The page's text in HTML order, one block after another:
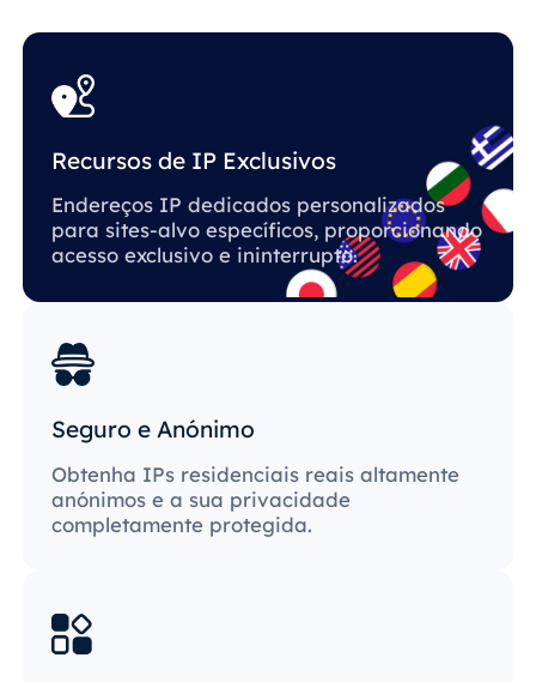
Recursos de IP Exclusivos
Endereços IP dedicados personalizados
para sites-alvo específicos, proporcionando
acesso exclusivo e ininterrupto.
Seguro e Anónimo
Obtenha IPs residenciais reais altamente
anónimos e a sua privacidade
completamente protegida.